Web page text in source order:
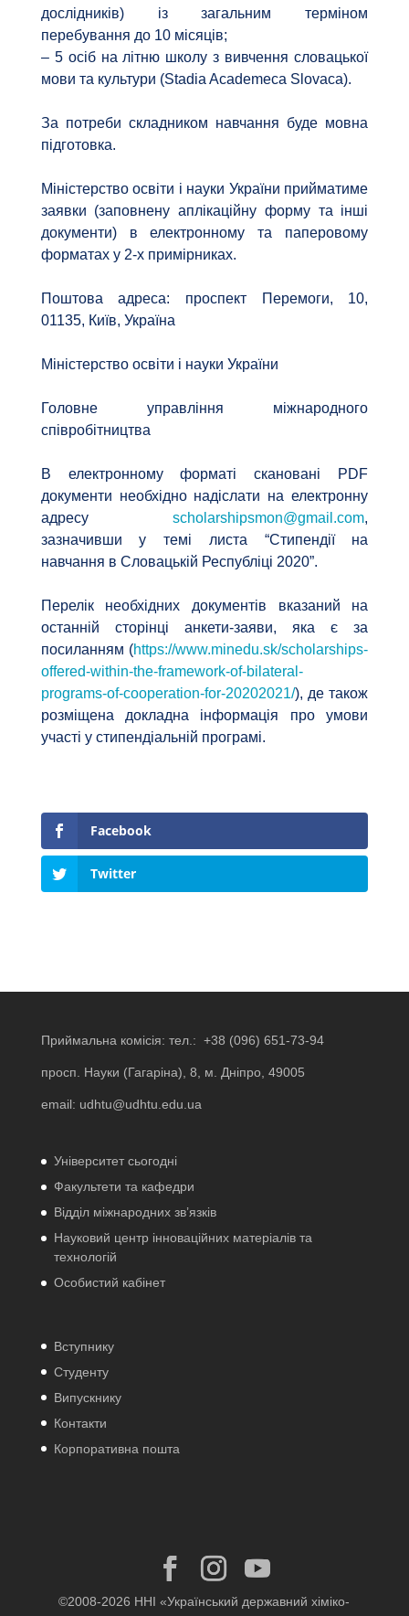
дослідників) із загальним терміном
перебування до 10 місяців;
– 5 осіб на літню школу з вивчення словацької
мови та культури (Stadia Academeca Slovaca).
За потреби складником навчання буде мовна
підготовка.
Міністерство освіти і науки України прийматиме
заявки (заповнену аплікаційну форму та інші
документи) в електронному та паперовому
форматах у 2-х примірниках.
Поштова адреса: проспект Перемоги, 10,
01135, Київ, Україна
Міністерство освіти і науки України
Головне управління міжнародного
співробітництва
В електронному форматі скановані PDF
документи необхідно надіслати на електронну
адресуscholarshipsmon@gmail.com,
зазначивши у темі листа “Стипендії на
навчання в Словацькій Республіці 2020”.
Перелік необхідних документів вказаний на
останній сторінці анкети-заяви, яка є за
посиланням (https://www.minedu.sk/scholarships-
offered-within-the-framework-of-bilateral-
programs-of-cooperation-for-20202021/), де також
розміщена докладна інформація про умови
участі у стипендіальній програмі.
Facebook
Twitter
Приймальна комісія: тел.: +38 (096) 651-73-94
просп. Науки (Гагаріна), 8, м. Дніпро, 49005
email: udhtu@udhtu.edu.ua
Університет сьогодні
Факультети та кафедри
Відділ міжнародних зв’язків
Науковий центр інноваційних матеріалів та
технологій
Особистий кабінет
Вступнику
Студенту
Випускнику
Контакти
Корпоративна пошта
©2008-2026 ННІ «Український державний хіміко-